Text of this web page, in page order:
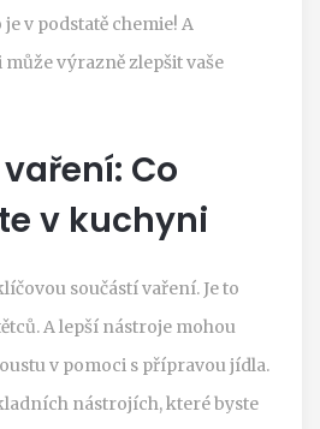
v podstatě chemie! A
výrazně zlepšit vaše
Co
v kuchyni
součástí vaření. Je to
A lepší nástroje mohou
v pomoci s přípravou jídla.
nástrojích, které byste